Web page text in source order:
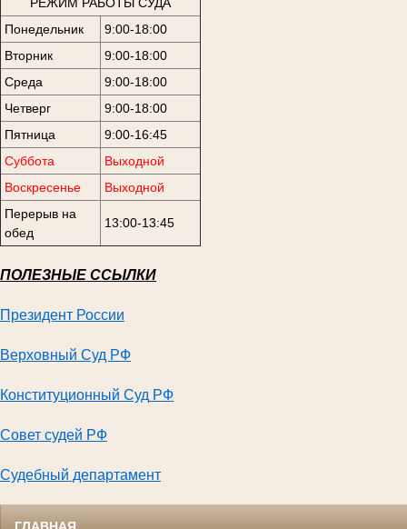
Понедельник
9:00-18:00
Вторник
9:00-18:00
Среда
9:00-18:00
Четверг
9:00-18:00
Пятница
9:00-16:45
Суббота
Выходной
Воскресенье
Выходной
Перерыв на
обед
13:00-13:45
ПОЛЕЗНЫЕ ССЫЛКИ
Президент России
Верховный Суд РФ
Конституционный Суд РФ
Совет судей РФ
Судебный департамент